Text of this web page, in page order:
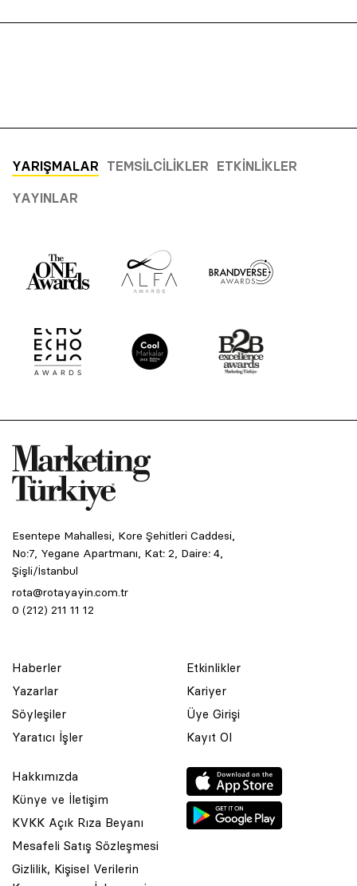
YARIŞMALAR TEMSILCILIKLER ETKINLIKLER
YAYINLAR
Esentepe Mahallesi, Kore Şehitleri Caddesi,
No:7, Yegane Apartmanı, Kat: 2, Daire: 4,
Şişli/İstanbul
rota@rotayayin.com.tr
0 (212) 211 11 12
Haberler
Yazarlar
Söyleşiler
Yaratıcı İşler
Etkinlikler
Kariyer
Üye Girişi
Kayıt Ol
Hakkımızda
Künye ve İletişim
KVKK Açık Rıza Beyanı
Mesafeli Satış Sözleşmesi
Gizlilik, Kişisel Verilerin